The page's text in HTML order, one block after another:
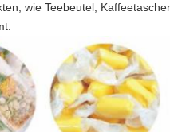
wie Teebeutel,